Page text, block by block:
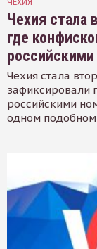
Чехия стала
где
Чехия стала
зафиксировали
российскими
одном подобном